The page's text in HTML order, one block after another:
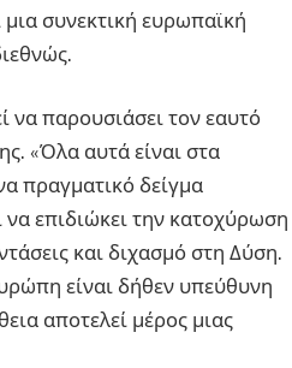
συνεκτική ευρωπαϊκή
να παρουσιάσει τον εαυτό
«Όλα αυτά είναι στα
πραγματικό δείγμα
επιδιώκει την κατοχύρωση
και διχασμό στη Δύση.
είναι δήθεν υπεύθυνη
αποτελεί μέρος μιας